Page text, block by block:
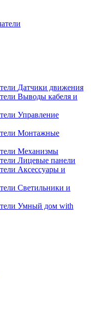
Датчики движения
Выводы кабеля и
Управление
Монтажные
Механизмы
Лицевые панели
Аксессуары и
Светильники и
Умный дом with